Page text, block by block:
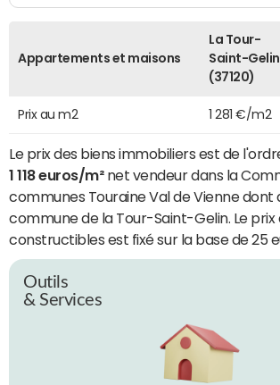
Appartements et maisons
La Tour-
Saint-Gelin
(37120)
Prix au m2 1 281 €/m2
Le prix des biens immobiliers est de
1 118 euros/m²net vendeur dans la
communes Touraine Val de Vienne dont
commune de la Tour-Saint-Gelin. Le prix
constructibles est fixé sur la base de 25
Outils
& Services